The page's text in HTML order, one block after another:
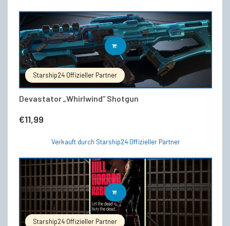
Starship24 Offizieller Partner
Devastator „Whirlwind“ Shotgun
€11,99
IN DEN WARENKORB
Verkauft durch Starship24 Offizieller Partner
Starship24 Offizieller Partner
IN DEN WARENKORB